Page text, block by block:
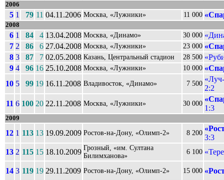
2006
5 1 79 11 04.11.2006 Москва, «Лужники» 11 000
2008
6 1 84 4 13.04.2008 Москва, «Динамо» 30 000
7 2 86 6 27.04.2008 Москва, «Лужники» 23 000
8 3 87 7 02.05.2008 Казань, Центральный стадион 28 500
9 4 96 16 25.10.2008 Москва, «Лужники» 10 000
10 5 99 19 16.11.2008 Владивосток, «Динамо» 7 500
2:2
11 6 100 20 22.11.2008 Москва, «Лужники» 30 000
1:3
2009
12 1 113 13 19.09.2009 Ростов-на-Дону, «Олимп-2» 8 200
3:3
13 2 115 15 18.10.2009 Грозный, «им. Султана
Билимханова»
6 100
14 3 119 19 29.11.2009 Ростов-на-Дону, «Олимп-2» 15 000